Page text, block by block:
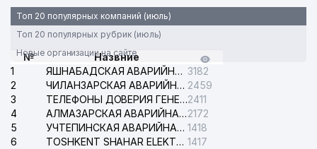
Топ 20 популярных компаний (июль)
Топ 20 популярных рубрик (июль)
Новые организации на сайте
№
Назвние
1
ЯШНАБАДСКАЯ АВАРИЙНАЯ СЛУЖБА ЭЛЕКТРОСЕТИ 3182
2
ЧИЛАНЗАРСКАЯ АВАРИЙНАЯ СЛУЖБА ЭЛЕКТРОСЕТИ 2459
3
ТЕЛЕФОНЫ ДОВЕРИЯ ГЕНЕРАЛЬНОЙ ПРОКУРАТУРЫ РЕСПУБЛИКИ УЗБЕКИСТАН2411
4
АЛМАЗАРСКАЯ АВАРИЙНАЯ СЛУЖБА ЭЛЕКТРОСЕТИ2172
5
УЧТЕПИНСКАЯ АВАРИЙНАЯ СЛУЖБА ЭЛЕКТРОСЕТИ 1418
6
TOSHKENT SHAHAR ELEKTR TARMOQLARI KORXONASI АО 1417